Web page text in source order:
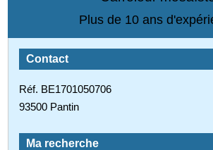
Plus de 10 ans
Contact
Réf. BE1701050706
93500 Pantin
Ma recherche